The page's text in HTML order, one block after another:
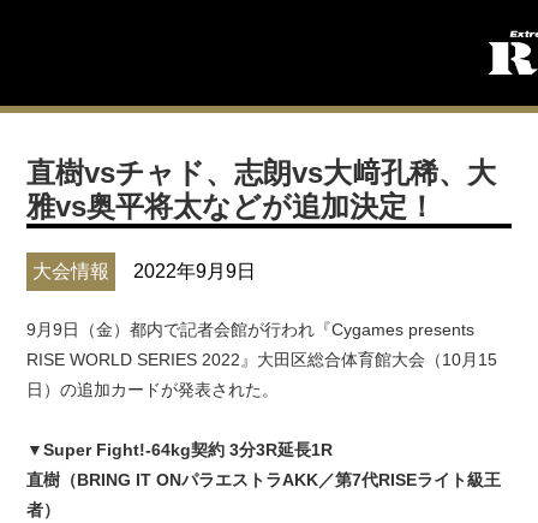
直樹vsチャド、志朗vs大﨑孔稀、大
雅vs奥平将太などが追加決定！
大会情報 2022年9月9日
9月9日（金）都内で記者会館が行われ『Cygames presents
RISE WORLD SERIES 2022』大田区総合体育館大会（10月15
日）の追加カードが発表された。
▼Super Fight!-64kg契約 3分3R延長1R
直樹（BRING IT ONパラエストラAKK／第7代RISEライト級王
者）